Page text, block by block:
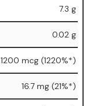
7.3 g
0.02 g
1200 mcg (1220%*)
16.7 mg (21%*)